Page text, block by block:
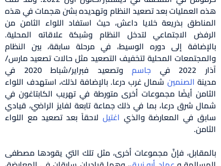
العمليات بعد تصعيد النظام وتهديده بشن هجمات في هذه
بذريعة خلايا داعش، حيث استفاد اللواء الثامن من
الاجتماعي لتدخل النظام وشبكة علاقاته المحلية.
إلى دوره الوسيط، في مرحلة سابقة، بين النظام
المحلية لتخفيف التصعيد مثل حالات تصعيد مارس/
في
جاسم
وتصعيد فبراير/شباط 2020 في
الصنمينشمال غرب درعا. بالإضافة لذلك، استهدف اللواء
أيضًا مجموعات أخرى متورطة في تهريب الكابتاغون في
شرق درعا، بما في ذلك جماعة تابعة لفايز الراضي، قيادي
في المعارضة والذياغتيللاحقاً بعد تصعيد مع اللواء
فإنَّ مجموعات أخرى، مثل تلك التي يقودها مصطفى